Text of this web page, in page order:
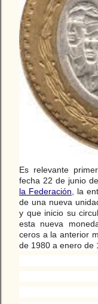
Es relevante
fecha 22 de junio
la Federación , la
de una nueva
y que inicio su
esta nueva
ceros a la anterior
de 1980 a enero de